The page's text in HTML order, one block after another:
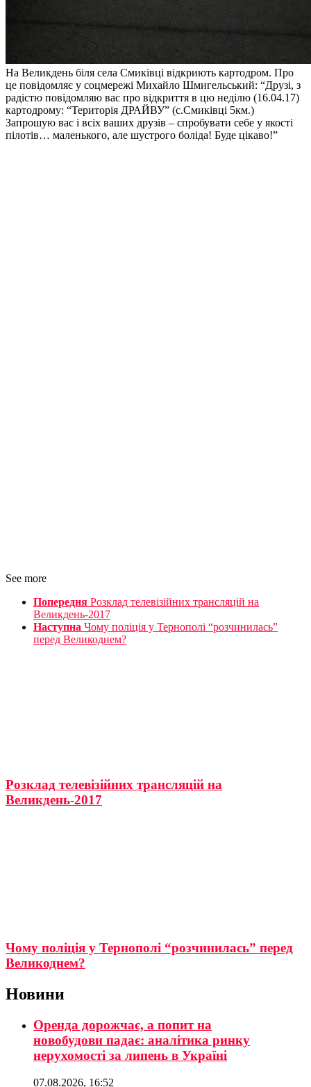
На Великдень біля села Смиківці відкриють картодром. Про
це повідомляє у соцмережі Михайло Шмигельський: “Друзі, з
радістю повідомляю вас про відкриття в цю неділю (16.04.17)
картодрому: “Територія ДРАЙВУ” (с.Смиківці 5км.)
Запрошую вас і всіх ваших друзів – спробувати себе у якості
пілотів… маленького, але шустрого боліда! Буде цікаво!”
See more
Попередня Розклад телевізійних трансляцій на
Великдень-2017
Наступна Чому поліція у Тернополі “розчинилась”
перед Великоднем?
Розклад телевізійних трансляцій на
Великдень-2017
Чому поліція у Тернополі “розчинилась” перед
Великоднем?
Новини
Оренда дорожчає, а попит на
новобудови падає: аналітика ринку
нерухомості за липень в Україні
07.08.2026, 16:52